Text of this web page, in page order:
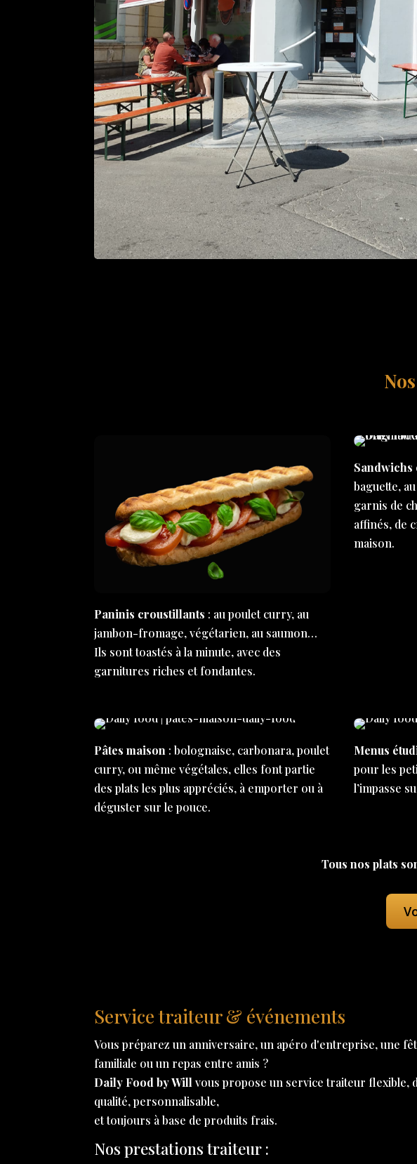
Paninis croustillants : au poulet curry, au
jambon-fromage, végétarien, au saumon…
Ils sont toastés à la minute, avec des
garnitures riches et fondantes.
baguette,
garnis de
affinés, de
maison.
Pâtes maison : bolognaise, carbonara, poulet
curry, ou même végétales, elles font partie
des plats les plus appréciés, à emporter ou à
déguster sur le pouce.
Menus
pour les
l’impasse
Tous nos plats
Service traiteur & événements
Vous préparez un anniversaire, un apéro d'entreprise, une
familiale ou un repas entre amis ?
Daily Food by Will vous propose un service traiteur flexible,
qualité, personnalisable,
et toujours à base de produits frais.
Nos prestations traiteur :